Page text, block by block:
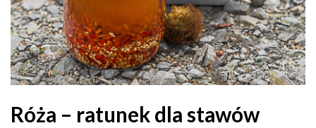
Róża – ratunek dla stawów